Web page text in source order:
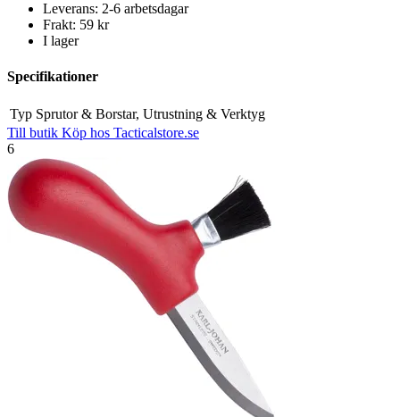
Leverans: 2-6 arbetsdagar
Frakt: 59 kr
I lager
Specifikationer
Typ Sprutor & Borstar, Utrustning & Verktyg
Till butik Köp hos Tacticalstore.se
6